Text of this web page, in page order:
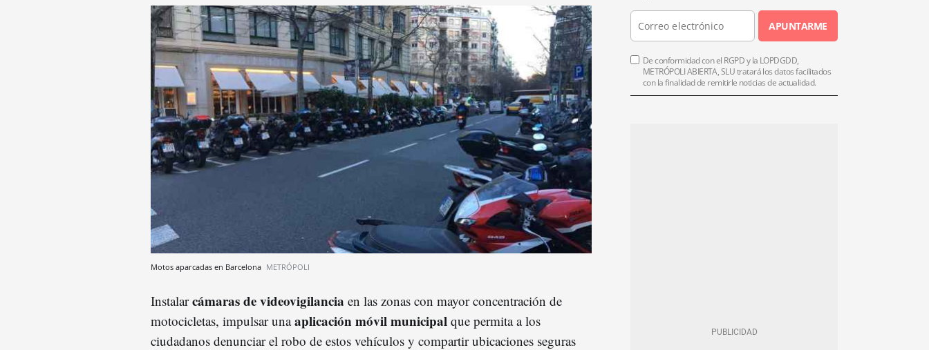
Motos aparcadas en Barcelona METRÓPOLI
Instalarcámaras de videovigilancia en las zonas con mayor concentración de
motocicletas, impulsar unaaplicación móvil municipal que permita a los
ciudadanos denunciar el robo de estos vehículos y compartir ubicaciones seguras
APUNTARME
De conformidad con el RGPD y la LOPDGDD,
METRÓPOLI ABIERTA, SLU tratará los datos facilitados
con la finalidad de remitirle noticias de actualidad.